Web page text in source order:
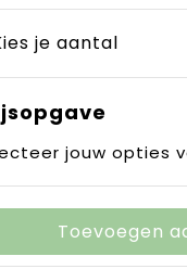
je aantal
jouw opties
Toevoegen